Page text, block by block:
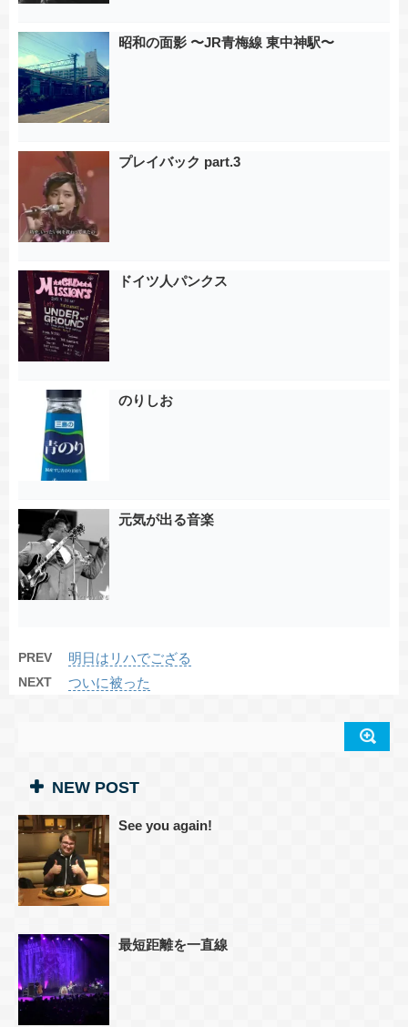
昭和の面影 〜JR青梅線 東中神駅〜
プレイバック part.3
ドイツ人パンクス
のりしお
元気が出る音楽
PREV 明日はリハでござる
NEXT ついに被った
NEW POST
See you again!
最短距離を一直線